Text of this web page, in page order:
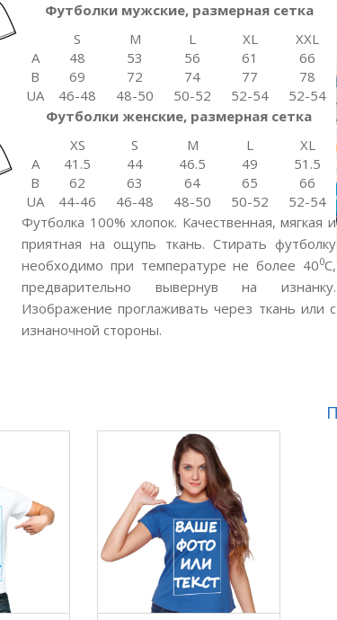
Футболки мужские, размерная сетка
S
M L XL
XXL
A
48 53 56 61
66
B
69 72 74 77
78
UA
46-48 48-50 50-52 52-54
52-54
Футболки женские, размерная сетка
XS
S M L
XL
A
41.5 44 46.5 49
51.5
B
62 63 64 65
66
UA
44-46 46-48 48-50 50-52
52-54
Футболка 100% хлопок. Качественная, мягкая и
приятная на ощупь ткань. Стирать футболку
необходимо при температуре не более 400С,
предварительно вывернув на изнанку.
Изображение проглаживать через ткань или с
изнаночной стороны.